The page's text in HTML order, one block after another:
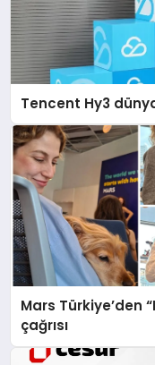
Tencent Hy3
Mars Türkiye’den
çağrısı